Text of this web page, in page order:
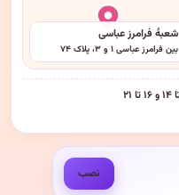
شعبهٔ فرامرز عباسی
بین فرامرز عباسی ۱ و ۳، پلاک ۷۴
نصب